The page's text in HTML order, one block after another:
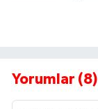
Yorumlar (8)